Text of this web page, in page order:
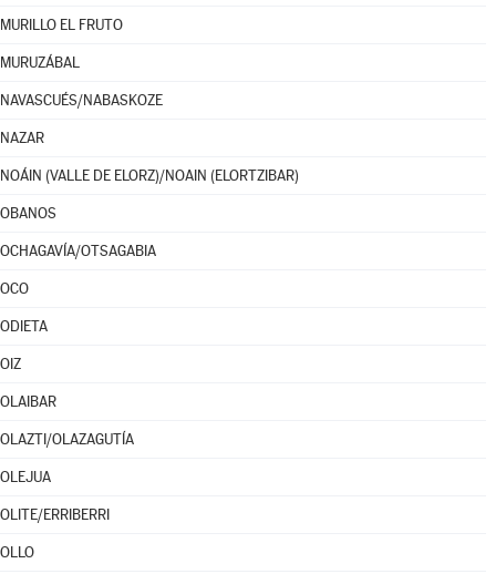
MURILLO EL FRUTO
MURUZÁBAL
NAVASCUÉS/NABASKOZE
NAZAR
NOÁIN (VALLE DE ELORZ)/NOAIN (ELORTZIBAR)
OBANOS
OCHAGAVÍA/OTSAGABIA
OCO
ODIETA
OIZ
OLAIBAR
OLAZTI/OLAZAGUTÍA
OLEJUA
OLITE/ERRIBERRI
OLLO